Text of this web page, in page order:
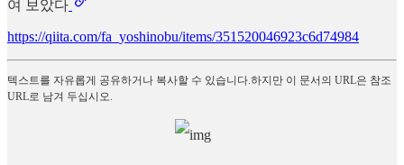
여 보았다
https://qiita.com/fa_yoshinobu/items/351520046923c6d74984
텍스트를 자유롭게 공유하거나 복사할 수 있습니다.하지만 이 문서의 URL은 참조
URL로 남겨 두십시오.